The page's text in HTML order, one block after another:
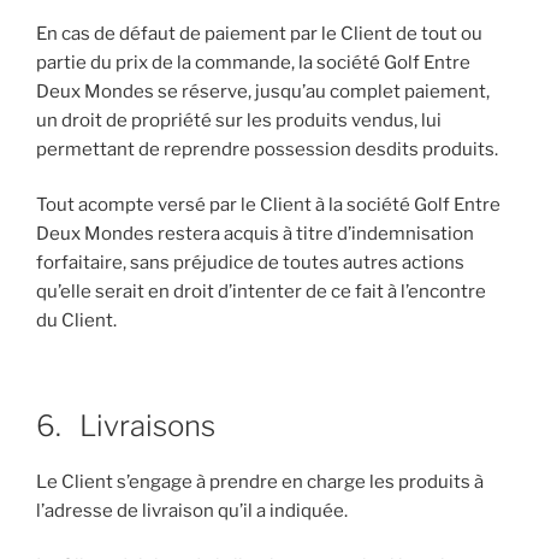
En cas de défaut de paiement par le Client de tout ou
partie du prix de la commande, la société Golf Entre
Deux Mondes se réserve, jusqu’au complet paiement,
un droit de propriété sur les produits vendus, lui
permettant de reprendre possession desdits produits.
Tout acompte versé par le Client à la société Golf Entre
Deux Mondes restera acquis à titre d’indemnisation
forfaitaire, sans préjudice de toutes autres actions
qu’elle serait en droit d’intenter de ce fait à l’encontre
du Client.
6. Livraisons
Le Client s’engage à prendre en charge les produits à
l’adresse de livraison qu’il a indiquée.